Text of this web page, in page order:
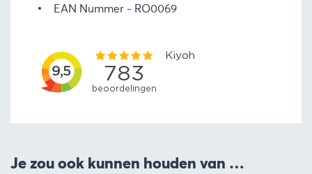
EAN Nummer RO0069
Je zou ook kunnen houden van …